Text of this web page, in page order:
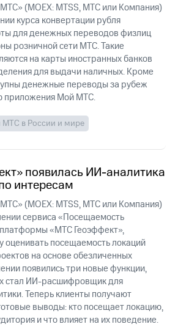
2023
(MOEX: MTSS, МТС или Компания)
курса конвертации рубля
для денежных переводов физлиц
розничной сети МТС. Такие
на карты иностранных банков
для выдачи наличных. Кроме
денежные переводы за рубеж
приложения Мой МТС.
МТС в России и мире
появилась ИИ-аналитика
интересам
(MOEX: MTSS, МТС или Компания)
сервиса «Посещаемость
«МТС Геоэффект»,
оценивать посещаемость локаций
на основе обезличенных
появились три новые функции,
стал ИИ-расшифровщик для
Теперь клиенты получают
выводы: кто посещает локацию,
и что влияет на их поведение.